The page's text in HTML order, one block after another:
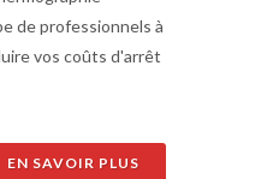
de professionnels à
vos coûts d'arrêt
EN SAVOIR PLUS